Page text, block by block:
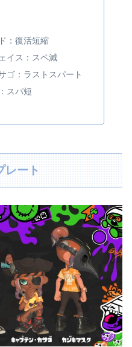
：復活短縮
イス：スペ減
ゴ：ラストスパート
スパ短
レート